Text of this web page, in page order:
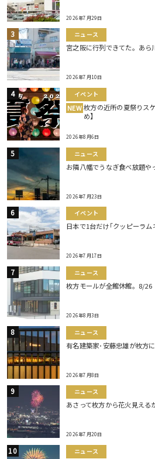
2026年7月29日
ニュース
宮之阪に行列できてた。あら
2026年7月10日
イベント
NEW 枚方の近所の夏祭りス
め】
2026年8月6日
ニュース
お隣八幡でうなぎ食べ放題や
2026年7月23日
イベント
日本で1台だけ｢クッピーラ
2026年7月17日
ニュース
枚方モールが全館休館。8/26
2026年8月3日
ニュース
有名建築家･安藤忠雄が枚方に
2026年7月8日
ニュース
あさって枚方から花火見える
2026年7月20日
ニュース